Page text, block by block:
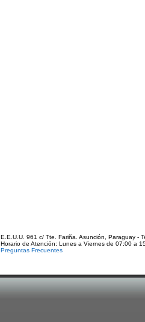
E.E.U.U. 961 c/ Tte. Fariña. Asunción, Paraguay -
Horario de Atención: Lunes a Viernes de 07:00 a
Preguntas Frecuentes